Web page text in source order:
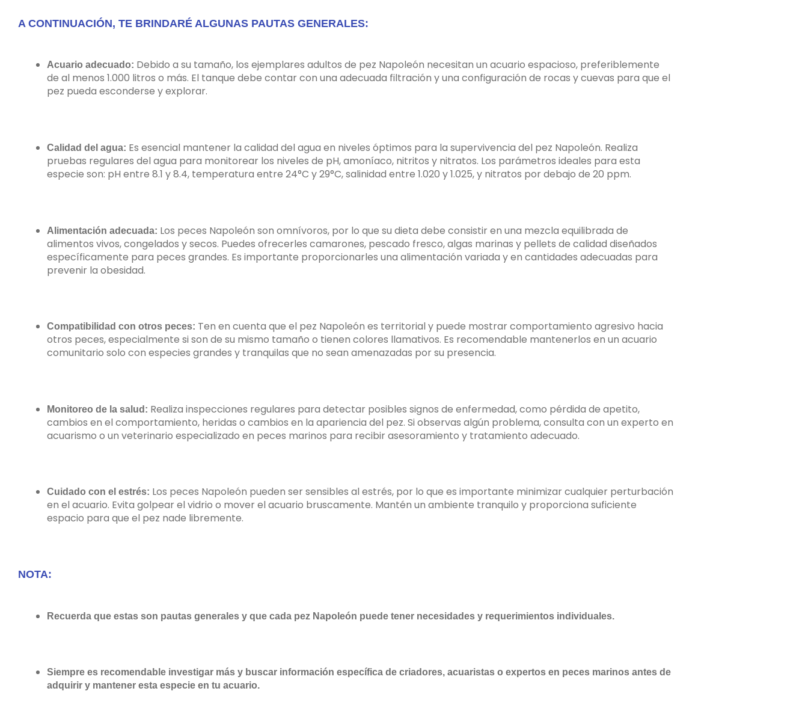
A CONTINUACIÓN, TE BRINDARÉ ALGUNAS PAUTAS GENERALES:
Acuario adecuado: Debido a su tamaño, los ejemplares adultos de pez Napoleón necesitan un acuario espacioso, preferiblemente
de al menos 1.000 litros o más. El tanque debe contar con una adecuada filtración y una configuración de rocas y cuevas para que el
pez pueda esconderse y explorar.
Calidad del agua: Es esencial mantener la calidad del agua en niveles óptimos para la supervivencia del pez Napoleón. Realiza
pruebas regulares del agua para monitorear los niveles de pH, amoníaco, nitritos y nitratos. Los parámetros ideales para esta
especie son: pH entre 8.1 y 8.4, temperatura entre 24°C y 29°C, salinidad entre 1.020 y 1.025, y nitratos por debajo de 20 ppm.
Alimentación adecuada: Los peces Napoleón son omnívoros, por lo que su dieta debe consistir en una mezcla equilibrada de
alimentos vivos, congelados y secos. Puedes ofrecerles camarones, pescado fresco, algas marinas y pellets de calidad diseñados
específicamente para peces grandes. Es importante proporcionarles una alimentación variada y en cantidades adecuadas para
prevenir la obesidad.
Compatibilidad con otros peces: Ten en cuenta que el pez Napoleón es territorial y puede mostrar comportamiento agresivo hacia
otros peces, especialmente si son de su mismo tamaño o tienen colores llamativos. Es recomendable mantenerlos en un acuario
comunitario solo con especies grandes y tranquilas que no sean amenazadas por su presencia.
Monitoreo de la salud: Realiza inspecciones regulares para detectar posibles signos de enfermedad, como pérdida de apetito,
cambios en el comportamiento, heridas o cambios en la apariencia del pez. Si observas algún problema, consulta con un experto en
acuarismo o un veterinario especializado en peces marinos para recibir asesoramiento y tratamiento adecuado.
Cuidado con el estrés: Los peces Napoleón pueden ser sensibles al estrés, por lo que es importante minimizar cualquier perturbación
en el acuario. Evita golpear el vidrio o mover el acuario bruscamente. Mantén un ambiente tranquilo y proporciona suficiente
espacio para que el pez nade libremente.
NOTA:
Recuerda que estas son pautas generales y que cada pez Napoleón puede tener necesidades y requerimientos individuales.
Siempre es recomendable investigar más y buscar información específica de criadores, acuaristas o expertos en peces marinos antes de
adquirir y mantener esta especie en tu acuario.